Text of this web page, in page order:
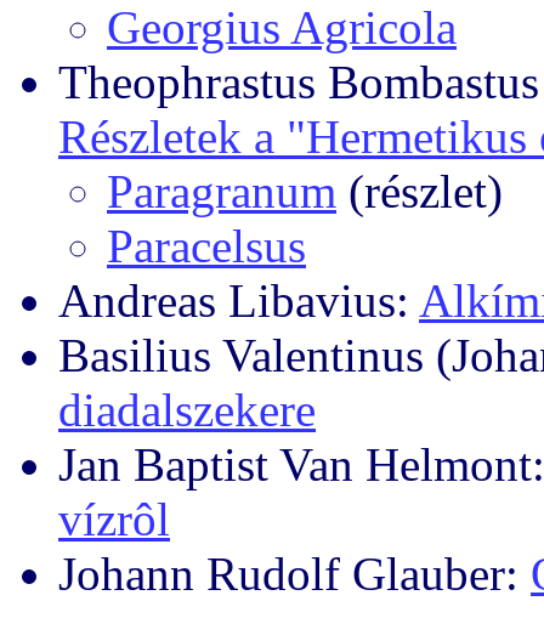
Georgius Agricola
Theophrastus
Részletek a
Paragranum (részlet)
Paracelsus
Andreas Libavius:
Basilius Valentinus
diadalszekere
Jan Baptist Van
vízrôl
Johann Rudolf Glauber: